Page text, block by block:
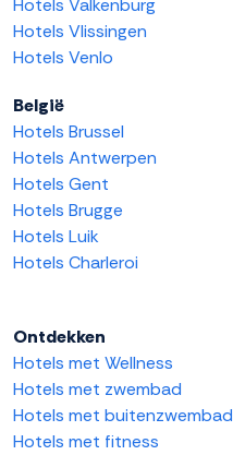
Hotels Valkenburg
Hotels Vlissingen
Hotels Venlo
België
Hotels Brussel
Hotels Antwerpen
Hotels Gent
Hotels Brugge
Hotels Luik
Hotels Charleroi
Ontdekken
Hotels met Wellness
Hotels met zwembad
Hotels met buitenzwembad
Hotels met fitness